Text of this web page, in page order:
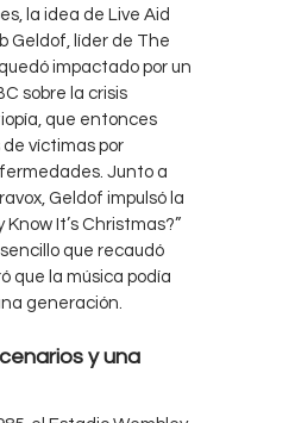
la idea de Live Aid
Geldof, líder de The
impactado por un
sobre la crisis
que entonces
víctimas por
Junto a
Geldof impulsó la
It’s Christmas?”
que recaudó
que la música podía
generación.
y una